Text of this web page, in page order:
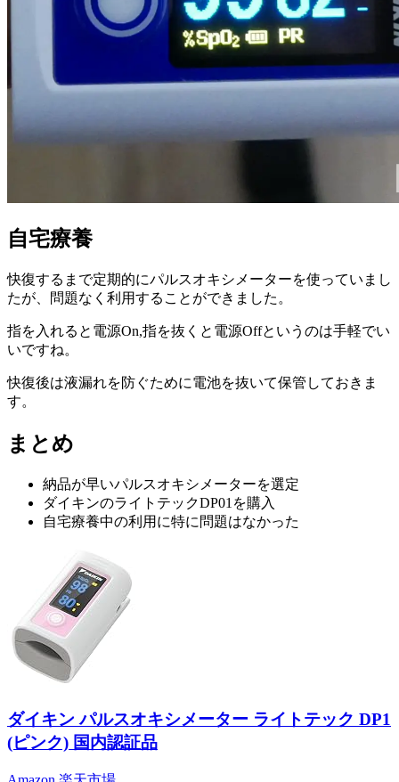
自宅療養
快復するまで定期的にパルスオキシメーターを使っていまし
たが、問題なく利用することができました。
指を入れると電源On,指を抜くと電源Offというのは手軽でい
いですね。
快復後は液漏れを防ぐために電池を抜いて保管しておきま
す。
まとめ
納品が早いパルスオキシメーターを選定
ダイキンのライトテックDP01を購入
自宅療養中の利用に特に問題はなかった
ダイキン パルスオキシメーター ライトテック DP1
(ピンク) 国内認証品